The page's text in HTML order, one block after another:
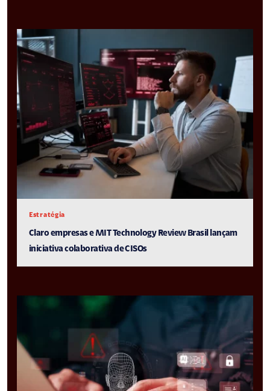
Estratégia
Claro empresas e MIT Technology Review Brasil lançam
iniciativa colaborativa de CISOs